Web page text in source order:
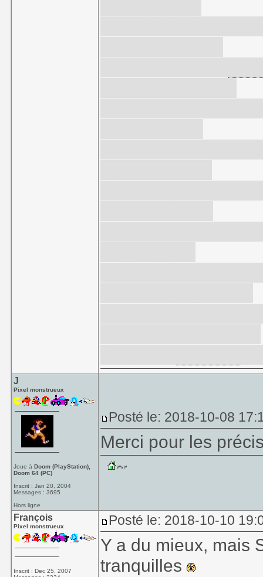
J
Pixel monstrueux
Joue àDoom (PlayStation),
Doom 64 (PC)
Inscrit : Jan 20, 2004
Messages : 3695
Hors ligne
Posté le: 2018-10-08
Merci pour les
François
Pixel monstrueux
Inscrit : Dec 25, 2007
Posté le: 2018-10-10
Y a du mieux, mais
tranquilles